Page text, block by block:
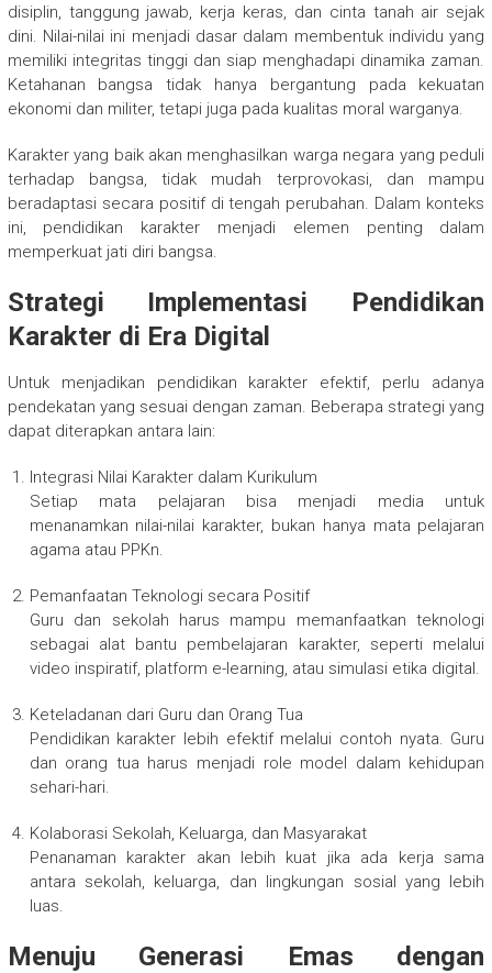
disiplin, tanggung jawab, kerja keras, dan cinta tanah air sejak
dini. Nilai-nilai ini menjadi dasar dalam membentuk individu yang
memiliki integritas tinggi dan siap menghadapi dinamika zaman.
Ketahanan bangsa tidak hanya bergantung pada kekuatan
ekonomi dan militer, tetapi juga pada kualitas moral warganya.
Karakter yang baik akan menghasilkan warga negara yang peduli
terhadap bangsa, tidak mudah terprovokasi, dan mampu
beradaptasi secara positif di tengah perubahan. Dalam konteks
ini, pendidikan karakter menjadi elemen penting dalam
memperkuat jati diri bangsa.
Strategi Implementasi Pendidikan
Karakter di Era Digital
Untuk menjadikan pendidikan karakter efektif, perlu adanya
pendekatan yang sesuai dengan zaman. Beberapa strategi yang
dapat diterapkan antara lain:
Integrasi Nilai Karakter dalam Kurikulum
Setiap mata pelajaran bisa menjadi media untuk
menanamkan nilai-nilai karakter, bukan hanya mata pelajaran
agama atau PPKn.
Pemanfaatan Teknologi secara Positif
Guru dan sekolah harus mampu memanfaatkan teknologi
sebagai alat bantu pembelajaran karakter, seperti melalui
video inspiratif, platform e-learning, atau simulasi etika digital.
Keteladanan dari Guru dan Orang Tua
Pendidikan karakter lebih efektif melalui contoh nyata. Guru
dan orang tua harus menjadi role model dalam kehidupan
sehari-hari.
Kolaborasi Sekolah, Keluarga, dan Masyarakat
Penanaman karakter akan lebih kuat jika ada kerja sama
antara sekolah, keluarga, dan lingkungan sosial yang lebih
luas.
Menuju Generasi Emas dengan